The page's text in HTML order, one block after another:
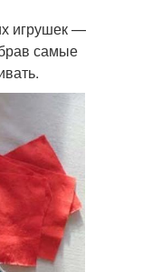
игрушек —
самые